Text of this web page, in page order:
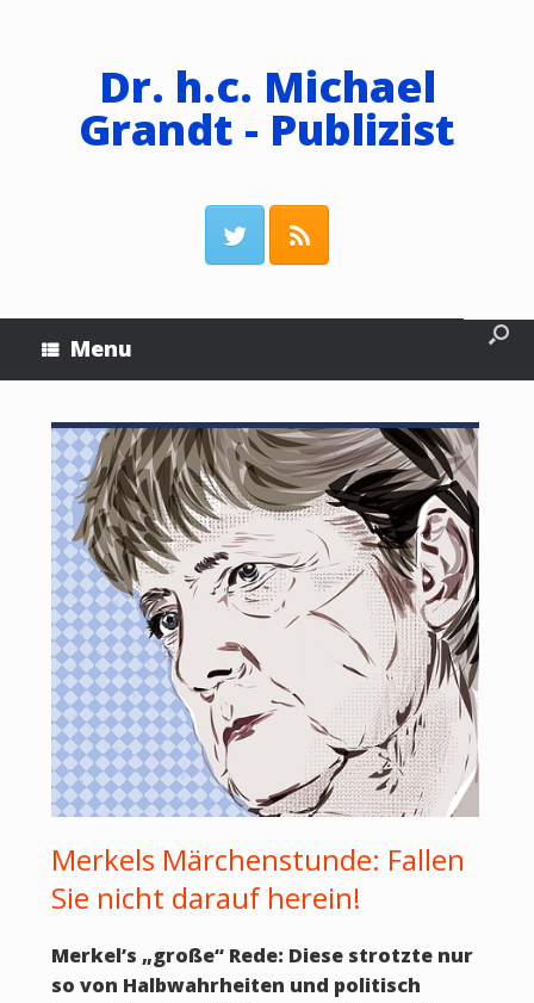
Dr. h.c. Michael
Grandt - Publizist
Menu
Merkels Märchenstunde: Fallen
Sie nicht darauf herein!
Merkel’s „große“ Rede: Diese strotzte nur
so von Halbwahrheiten und politisch